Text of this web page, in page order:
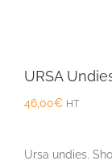
URSA
46,00€ HT
Ursa undies.